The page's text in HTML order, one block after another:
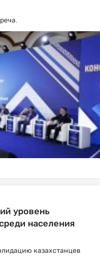
уровень
населения
казахстанцев